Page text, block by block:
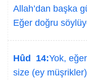
Allah’dan başka
Eğer doğru
Hûd 14:Yok,
size (ey